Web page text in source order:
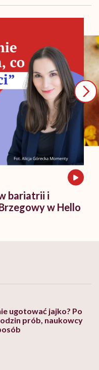
bariatrii i
w Hello
ugotować jajko? Po
prób, naukowcy